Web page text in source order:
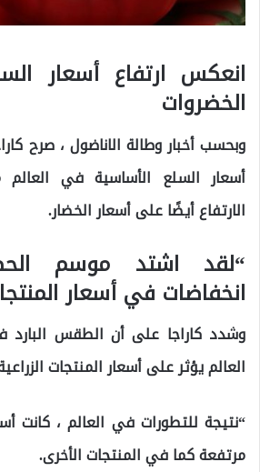
انعكس ارتفاع أسعار
الخضروات
وبحسب أخبار وطالة الاناضول ، صرح
أسعار السلع الأساسية في
الارتفاع أيضًا على أسعار الخضار.
“لقد اشتد موسم
انخفاضات في أسعار
وشدد كاراجا على أن الطقس
العالم يؤثر على أسعار المنتجات
“نتيجة للتطورات في العالم ، كانت
مرتفعة كما في المنتجات الأخرى.